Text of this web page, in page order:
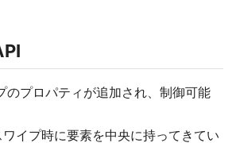
のプロパティが追加され、制御可能
イプ時に要素を中央に持ってきてい